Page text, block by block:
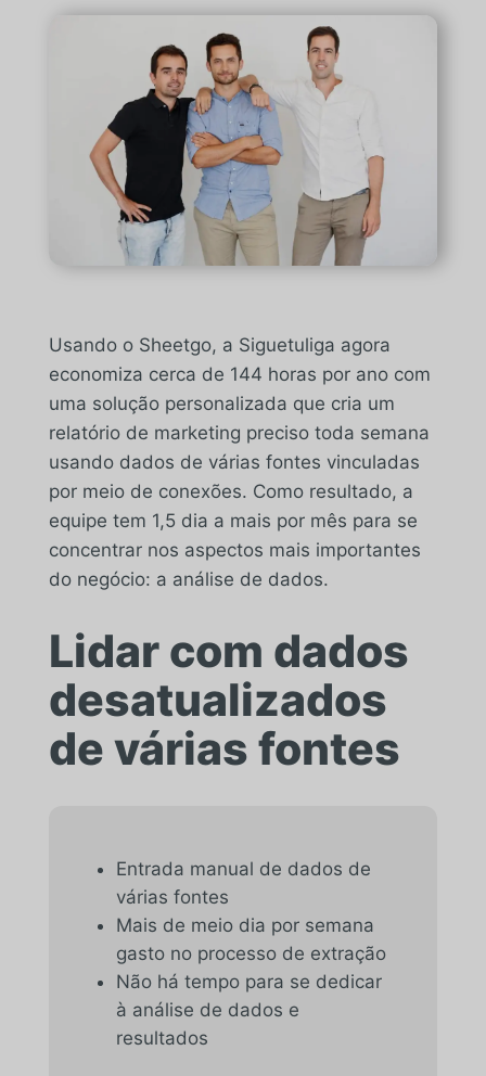
Usando o Sheetgo, a Siguetuliga agora
economiza cerca de 144 horas por ano com
uma solução personalizada que cria um
relatório de marketing preciso toda semana
usando dados de várias fontes vinculadas
por meio de conexões. Como resultado, a
equipe tem 1,5 dia a mais por mês para se
concentrar nos aspectos mais importantes
do negócio: a análise de dados.
Lidar com dados
desatualizados
de várias fontes
Entrada manual de dados de
várias fontes
Mais de meio dia por semana
gasto no processo de extração
Não há tempo para se dedicar
à análise de dados e
resultados